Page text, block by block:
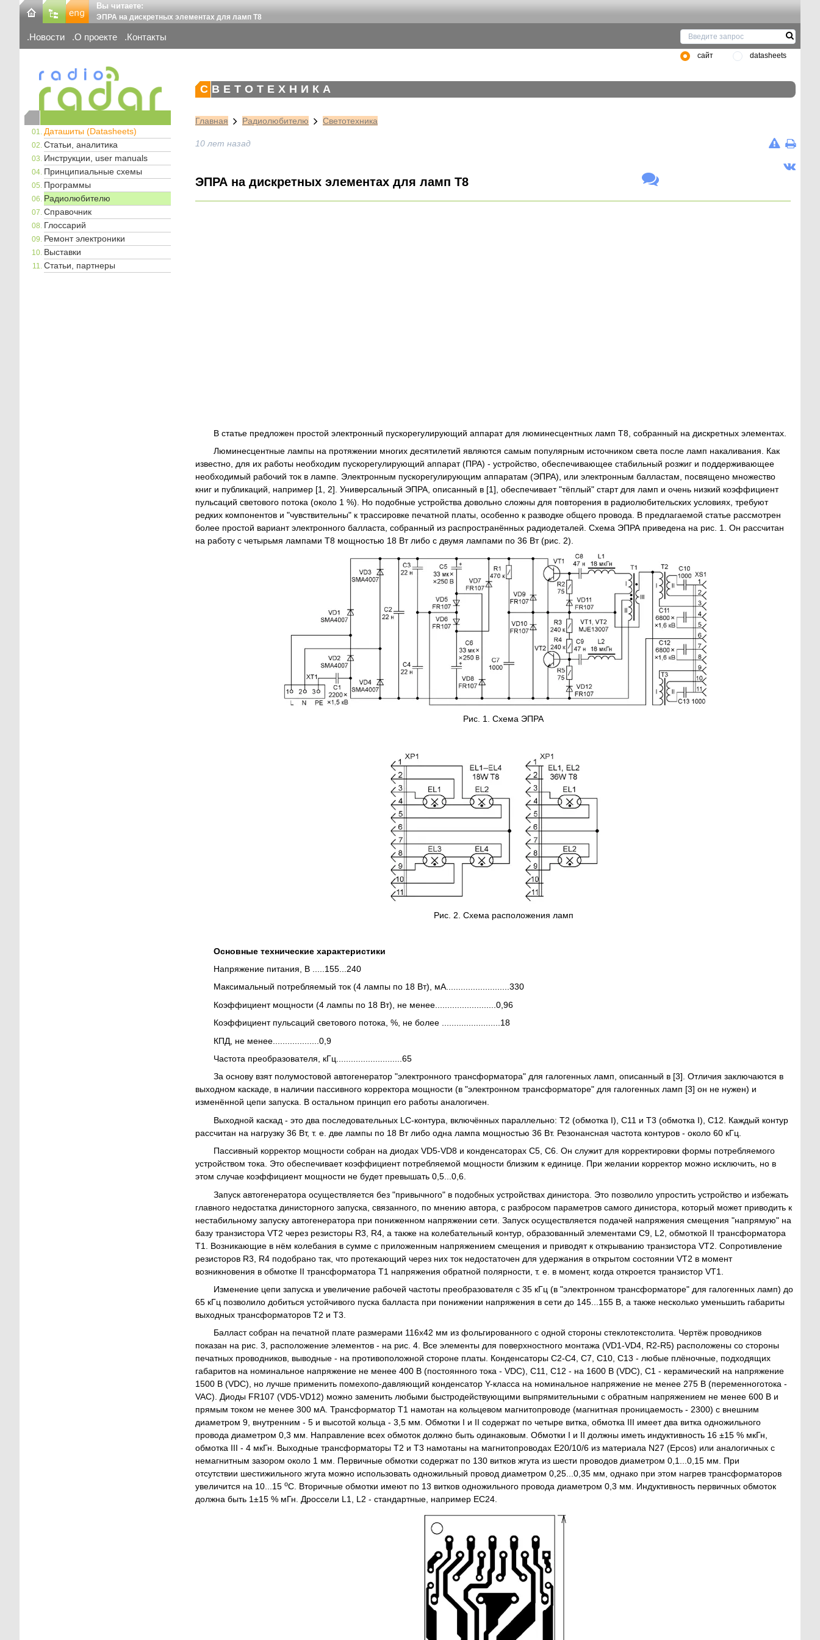
Вы читаете:
ЭПРА на дискретных элементах для ламп Т8
Новости О проекте Контакты
сайт datasheets
Даташиты (Datasheets)
Статьи, аналитика
Инструкции, user manuals
Принципиальные схемы
Программы
Радиолюбителю
Справочник
Глоссарий
Ремонт электроники
Выставки
Статьи, партнеры
СВЕТОТЕХНИКА
Главная Радиолюбителю Светотехника
10 лет назад
ЭПРА на дискретных элементах для ламп Т8
В статье предложен простой электронный пускорегулирующий аппарат для люминесцентных ламп Т8, собранный на дискретных элементах.
Люминесцентные лампы на протяжении многих десятилетий являются самым популярным источником света после ламп накаливания. Как
известно, для их работы необходим пускорегулирующий аппарат (ПРА) - устройство, обеспечивающее стабильный розжиг и поддерживающее
необходимый рабочий ток в лампе. Электронным пускорегулирующим аппаратам (ЭПРА), или электронным балластам, посвящено множество
книг и публикаций, например [1, 2]. Универсальный ЭПРА, описанный в [1], обеспечивает "тёплый" старт для ламп и очень низкий коэффициент
пульсаций светового потока (около 1 %). Но подобные устройства довольно сложны для повторения в радиолюбительских условиях, требуют
редких компонентов и "чувствительны" к трассировке печатной платы, особенно к разводке общего провода. В предлагаемой статье рассмотрен
более простой вариант электронного балласта, собранный из распространённых радиодеталей. Схема ЭПРА приведена на рис. 1. Он рассчитан
на работу с четырьмя лампами Т8 мощностью 18 Вт либо с двумя лампами по 36 Вт (рис. 2).
Рис. 1. Схема ЭПРА
Рис. 2. Схема расположения ламп
Основные технические характеристики
Напряжение питания, В .....155...240
Максимальный потребляемый ток (4 лампы по 18 Вт), мА..........................330
Коэффициент мощности (4 лампы по 18 Вт), не менее.........................0,96
Коэффициент пульсаций светового потока, %, не более ........................18
КПД, не менее...................0,9
Частота преобразователя, кГц...........................65
За основу взят полумостовой автогенератор "электронного трансформатора" для галогенных ламп, описанный в [3]. Отличия заключаются в
выходном каскаде, в наличии пассивного корректора мощности (в "электронном трансформаторе" для галогенных ламп [3] он не нужен) и
изменённой цепи запуска. В остальном принцип его работы аналогичен.
Выходной каскад - это два последовательных LC-контура, включённых параллельно: Т2 (обмотка I), С11 и Т3 (обмотка I), С12. Каждый контур
рассчитан на нагрузку 36 Вт, т. е. две лампы по 18 Вт либо одна лампа мощностью 36 Вт. Резонансная частота контуров - около 60 кГц.
Пассивный корректор мощности собран на диодах VD5-VD8 и конденсаторах C5, C6. Он служит для корректировки формы потребляемого
устройством тока. Это обеспечивает коэффициент потребляемой мощности близким к единице. При желании корректор можно исключить, но в
этом случае коэффициент мощности не будет превышать 0,5...0,6.
Запуск автогенератора осуществляется без "привычного" в подобных устройствах динистора. Это позволило упростить устройство и избежать
главного недостатка динисторного запуска, связанного, по мнению автора, с разбросом параметров самого динистора, который может приводить к
нестабильному запуску автогенератора при пониженном напряжении сети. Запуск осуществляется подачей напряжения смещения "напрямую" на
базу транзистора VT2 через резисторы R3, R4, а также на колебательный контур, образованный элементами С9, L2, обмоткой II трансформатора
T1. Возникающие в нём колебания в сумме с приложенным напряжением смещения и приводят к открыванию транзистора VT2. Сопротивление
резисторов R3, R4 подобрано так, что протекающий через них ток недостаточен для удержания в открытом состоянии VT2 в момент
возникновения в обмотке II трансформатора T1 напряжения обратной полярности, т. е. в момент, когда откроется транзистор VT1.
Изменение цепи запуска и увеличение рабочей частоты преобразователя с 35 кГц (в "электронном трансформаторе" для галогенных ламп) до
65 кГц позволило добиться устойчивого пуска балласта при понижении напряжения в сети до 145...155 В, а также несколько уменьшить габариты
выходных трансформаторов Т2 и Т3.
Балласт собран на печатной плате размерами 116x42 мм из фольгированного с одной стороны стеклотекстолита. Чертёж проводников
показан на рис. 3, расположение элементов - на рис. 4. Все элементы для поверхностного монтажа (VD1-VD4, R2-R5) расположены со стороны
печатных проводников, выводные - на противоположной стороне платы. Конденсаторы С2-С4, С7, С10, С13 - любые плёночные, подходящих
габаритов на номинальное напряжение не менее 400 В (постоянного тока - VDC), С11, С12 - на 1600 В (VDC), С1 - керамический на напряжение
1500 В (VDC), но лучше применить помехопо-давляющий конденсатор Y-класса на номинальное напряжение не менее 275 В (переменноготока -
VAC). Диоды FR107 (VD5-VD12) можно заменить любыми быстродействующими выпрямительными с обратным напряжением не менее 600 В и
прямым током не менее 300 мА. Трансформатор T1 намотан на кольцевом магнитопроводе (магнитная проницаемость - 2300) с внешним
диаметром 9, внутренним - 5 и высотой кольца - 3,5 мм. Обмотки I и II содержат по четыре витка, обмотка III имеет два витка одножильного
провода диаметром 0,3 мм. Направление всех обмоток должно быть одинаковым. Обмотки I и II должны иметь индуктивность 16 ±15 % мкГн,
обмотка III - 4 мкГн. Выходные трансформаторы Т2 и Т3 намотаны на магнитопроводах Е20/10/6 из материала N27 (Epcos) или аналогичных с
немагнитным зазором около 1 мм. Первичные обмотки содержат по 130 витков жгута из шести проводов диаметром 0,1...0,15 мм. При
отсутствии шестижильного жгута можно использовать одножильный провод диаметром 0,25...0,35 мм, однако при этом нагрев трансформаторов
увеличится на 10...15 оС. Вторичные обмотки имеют по 13 витков одножильного провода диаметром 0,3 мм. Индуктивность первичных обмоток
должна быть 1±15 % мГн. Дроссели L1, L2 - стандартные, например ЕС24.